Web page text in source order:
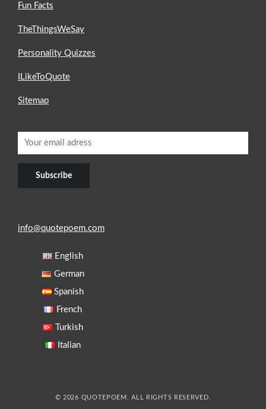
Fun Facts
TheThingsWeSay
Personality Quizzes
ILikeToQuote
Sitemap
info@quotepoem.com
English
German
Spanish
French
Turkish
Italian
© 2026 QUOTEPOEM. ALL RIGHTS RESERVED.